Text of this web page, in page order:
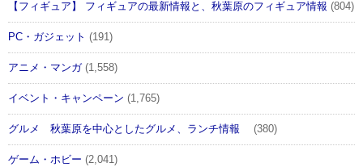
【フィギュア】 フィギュアの最新情報と、秋葉原のフィギュア情報 (804)
PC・ガジェット (191)
アニメ・マンガ(1,558)
イベント・キャンペーン (1,765)
グルメ 秋葉原を中心としたグルメ、ランチ情報 (380)
ゲーム・ホビー (2,041)